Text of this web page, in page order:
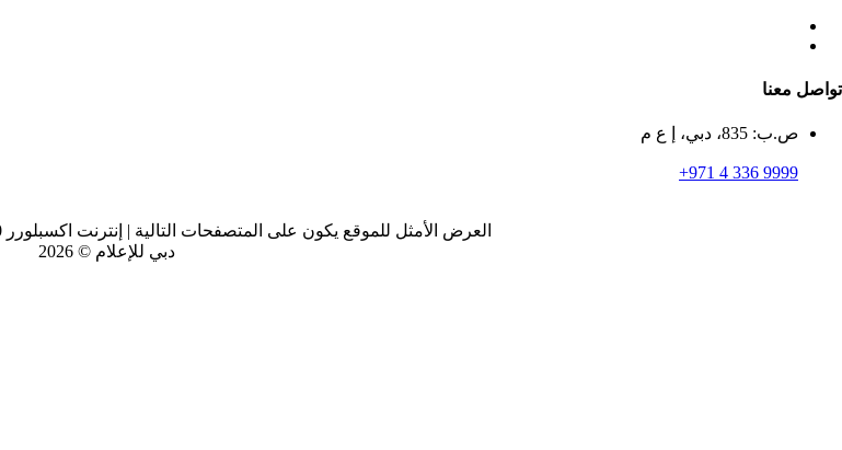
تواصل معنا
ص.ب: 835، دبي، إ ع م
+971 4 336 9999
العرض الأمثل للموقع يكون على المتصفحات التالية | إنترنت اكسبلورر 10 فما فوق، فيرفوكس، سفاري و كروم
دبي للإعلام © 2026